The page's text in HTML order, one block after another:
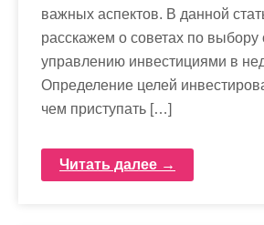
важных аспектов. В данной
расскажем о советах по выбору
управлению инвестициями в
Определение целей
чем приступать […]
Читать далее →